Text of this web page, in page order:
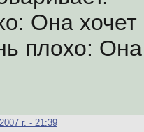
Она хочет
плохо: Она
г. - 21:39